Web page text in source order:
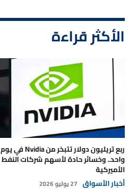
الأكثر قراءة
ربع تريليون دولار تتبخر من Nvidia في يوم
واحد.. وخسائر حادة لأسهم شركات النفط
الأميركية
أخبار الأسواق 27 يوليو 2026